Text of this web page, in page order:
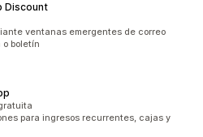
Discount
ventanas emergentes de correo
boletín
para ingresos recurrentes, cajas y